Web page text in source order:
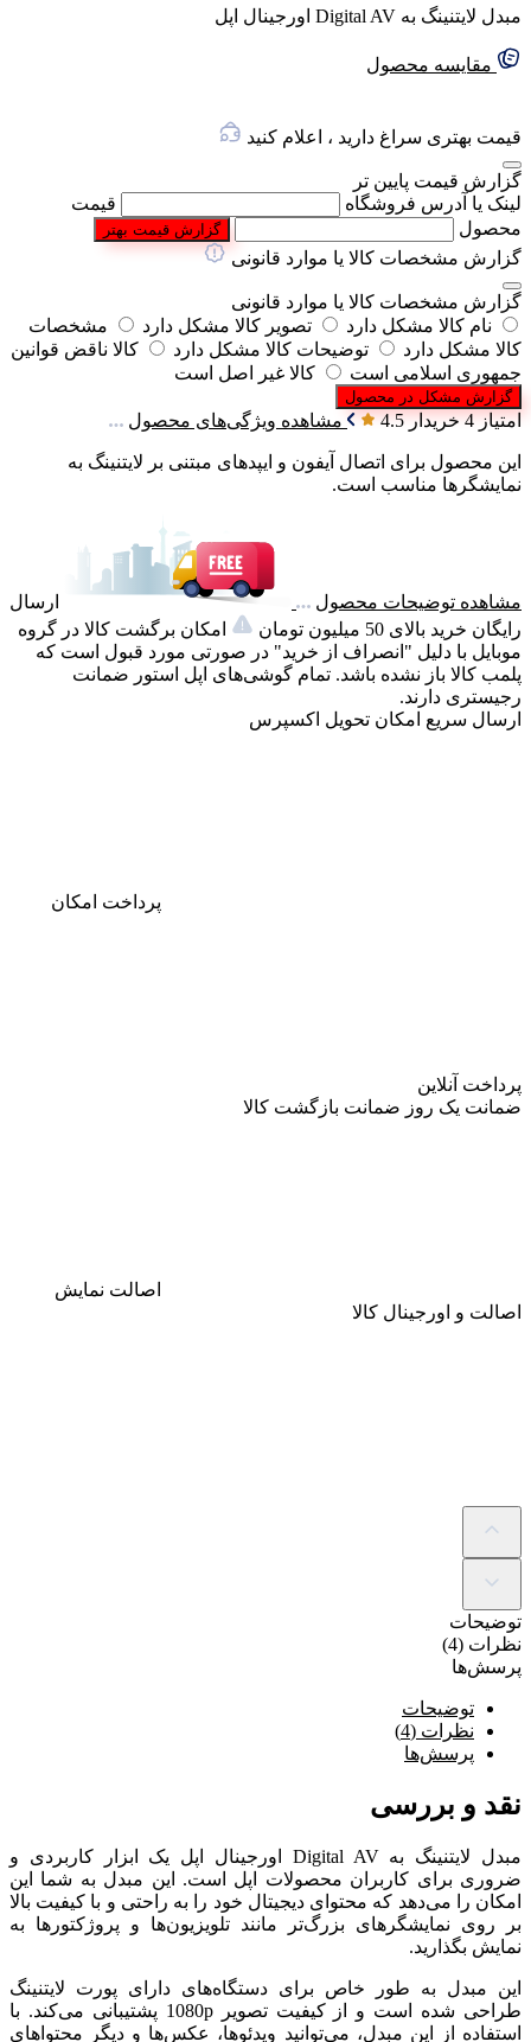
مبدل لایتنینگ به Digital AV اورجینال اپل
مقایسه محصول
قیمت بهتری سراغ دارید ، اعلام کنید
گزارش قیمت پایین تر
لینک یا آدرس فروشگاه
قیمت
محصول
گزارش قیمت بهتر
گزارش مشخصات کالا یا موارد قانونی
گزارش مشخصات کالا یا موارد قانونی
نام کالا مشکل دارد
تصویر کالا مشکل دارد
مشخصات
کالا مشکل دارد
توضیحات کالا مشکل دارد
کالا ناقض قوانین
جمهوری اسلامی است
کالا غیر اصل است
گزارش مشکل در محصول
امتیاز 4 خریدار 4.5 مشاهده ویژگی‌های محصول
این محصول برای اتصال آیفون و ایپد‌های مبتنی بر لایتنینگ به
نمایشگرها مناسب است.
مشاهده توضیحات محصول
ارسال
رایگان خرید بالای 50 میلیون تومان
امکان برگشت کالا در گروه
موبایل با دلیل "انصراف از خرید" در صورتی مورد قبول است که
پلمب کالا باز نشده باشد. تمام گوشی‌های اپل استور ضمانت
رجیستری دارند.
ارسال سریع امکان تحویل اکسپرس
پرداخت امکان
پرداخت آنلاین
ضمانت یک روز ضمانت بازگشت کالا
اصالت نمایش
اصالت و اورجینال کالا
توضیحات
نظرات (4)
پرسش‌ها
توضیحات
نظرات (4)
پرسش‌ها
نقد و بررسی
مبدل لایتنینگ به Digital AV اورجینال اپل یک ابزار کاربردی و
ضروری برای کاربران محصولات اپل است. این مبدل به شما این
امکان را می‌دهد که محتوای دیجیتال خود را به راحتی و با کیفیت بالا
بر روی نمایشگرهای بزرگ‌تر مانند تلویزیون‌ها و پروژکتورها به
نمایش بگذارید.
این مبدل به طور خاص برای دستگاه‌های دارای پورت لایتنینگ
طراحی شده است و از کیفیت تصویر 1080p پشتیبانی می‌کند. با
استفاده از این مبدل، می‌توانید ویدئوها، عکس‌ها و دیگر محتواهای
گفتگو با غرفه‌دار